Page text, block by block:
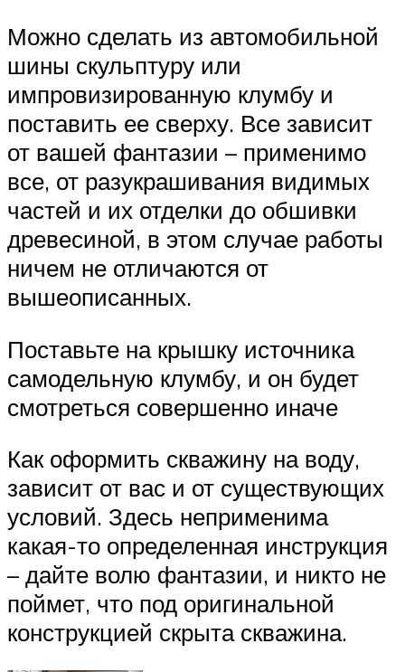
Можно сделать из автомобильной
шины скульптуру или
импровизированную клумбу и
поставить ее сверху. Все зависит
от вашей фантазии – применимо
все, от разукрашивания видимых
частей и их отделки до обшивки
древесиной, в этом случае работы
ничем не отличаются от
вышеописанных.
Поставьте на крышку источника
самодельную клумбу, и он будет
смотреться совершенно иначе
Как оформить скважину на воду,
зависит от вас и от существующих
условий. Здесь неприменима
какая-то определенная инструкция
– дайте волю фантазии, и никто не
поймет, что под оригинальной
конструкцией скрыта скважина.